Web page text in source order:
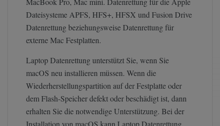
Dateisysteme APFS, HFS+, HFSX und Fusion Drive
Datenrettung beziehungsweise Datenrettung für
externe Mac Festplatten.
Laptop Datenrettung unterstützt Sie, wenn Sie
macOS neu installieren müssen. Wenn die
Wiederherstellungspartition auf der Festplatte oder
dem Flash-Speicher defekt oder beschädigt ist, dann
erhalten Sie die notwendige Unterstützung. Bei der